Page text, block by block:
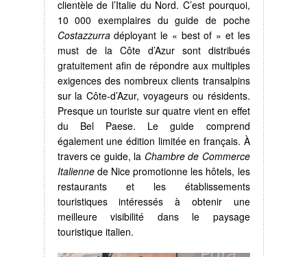
clientèle de l’Italie du Nord. C’est pourquoi,
10 000 exemplaires du guide de poche
Costazzurradéployant le « best of » et les
must de la Côte d’Azur sont distribués
gratuitement afin de répondre aux multiples
exigences des nombreux clients transalpins
sur la Côte-d’Azur, voyageurs ou résidents.
Presque un touriste sur quatre vient en effet
du Bel Paese. Le guide comprend
également une édition limitée en français. À
travers ce guide, la Chambre de Commerce
Italiennede Nice promotionne les hôtels, les
restaurants et les établissements
touristiques intéressés à obtenir une
meilleure visibilité dans le paysage
touristique italien.